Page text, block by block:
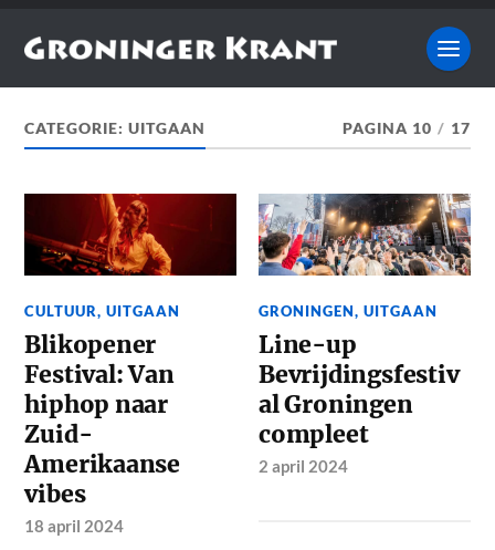
CATEGORIE:UITGAAN PAGINA 10 / 17
CULTUUR,UITGAAN
Blikopener
Festival: Van
hiphop naar
Zuid-
Amerikaanse
vibes
18 april 2024
GRONINGEN,UITGAAN
Line-up
Bevrijdingsfestiv
al Groningen
compleet
2 april 2024